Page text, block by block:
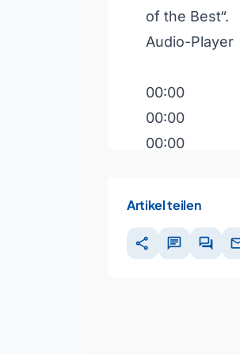
of the Best“.
Audio-Player
00:00
00:00
00:00
Artikel teilen
share chat forum